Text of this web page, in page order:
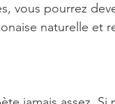
vous pourrez
naturelle et